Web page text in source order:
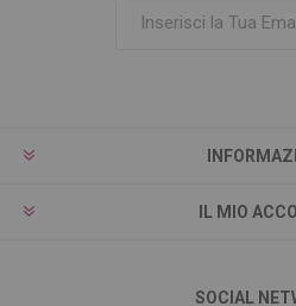
IL MIO
SOCIAL